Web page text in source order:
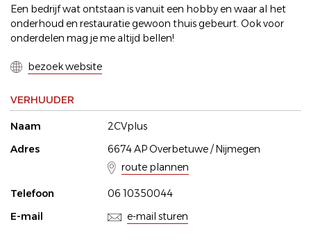
Een bedrijf wat ontstaan is vanuit een hobby en waar al het
onderhoud en restauratie gewoon thuis gebeurt. Ook voor
onderdelen mag je me altijd bellen!
bezoek website
VERHUUDER
Naam
2CVplus
Adres
6674 AP Overbetuwe / Nijmegen
route plannen
Telefoon
06 10350044
E-mail
e-mail sturen